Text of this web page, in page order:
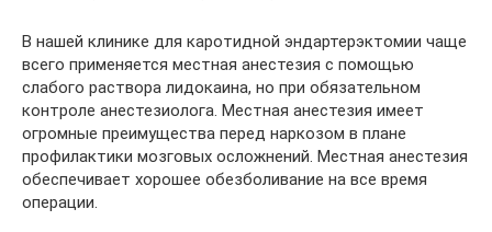
В нашей клинике для каротидной эндартерэктомии чаще
всего применяется местная анестезия с помощью
слабого раствора лидокаина, но при обязательном
контроле анестезиолога. Местная анестезия имеет
огромные преимущества перед наркозом в плане
профилактики мозговых осложнений. Местная анестезия
обеспечивает хорошее обезболивание на все время
операции.